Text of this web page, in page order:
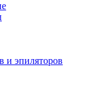
и эпиляторов